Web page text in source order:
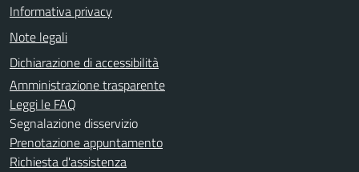
Informativa privacy
Note legali
Dichiarazione di accessibilità
Amministrazione trasparente
Leggi le FAQ
Segnalazione disservizio
Prenotazione appuntamento
Richiesta d'assistenza